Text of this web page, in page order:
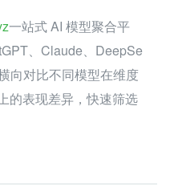
一站式 AI 模型聚合平
、Claude、DeepSe
向对比不同模型在维度
的表现差异，快速筛选